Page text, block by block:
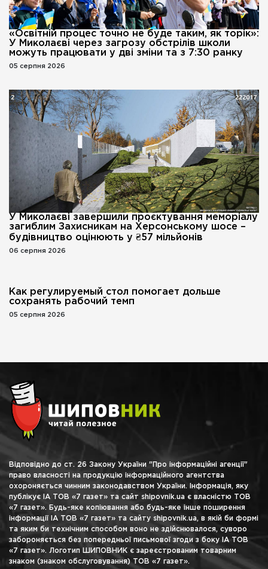
«Освітній процес точно не буде таким, як торік»:
У Миколаєві через загрозу обстрілів школи
можуть працювати у дві зміни та з 7:30 ранку
05 серпня 2026
У Миколаєві завершили проєктування меморіалу
загиблим Захисникам на Херсонському шосе –
будівництво оцінюють у ₴57 мільйонів
06 серпня 2026
Как регулируемый стол помогает дольше
сохранять рабочий темп
05 серпня 2026
Відповідно до ст. 26 Закону України "Про інформаційні агенції"
право власності на продукцію інформаційного агентства
охороняється чинним законодавством України. Інформація, яку
публікує ІА ТОВ «7 газет» та сайт shipovnik.ua є власністю ТОВ
«7 газет». Будь-яке копіювання або будь-яке інше поширення
інформації ІА ТОВ «7 газет» та сайту shipovnik.ua, в якій би формі
та яким би технічним способом воно не здійснювалося, суворо
забороняється без попередньої письмової згоди з боку ІА ТОВ
«7 газет». Логотип ШИПОВНИК є зареєстрованим товарним
знаком (знаком обслуговування) ТОВ «7 газет».